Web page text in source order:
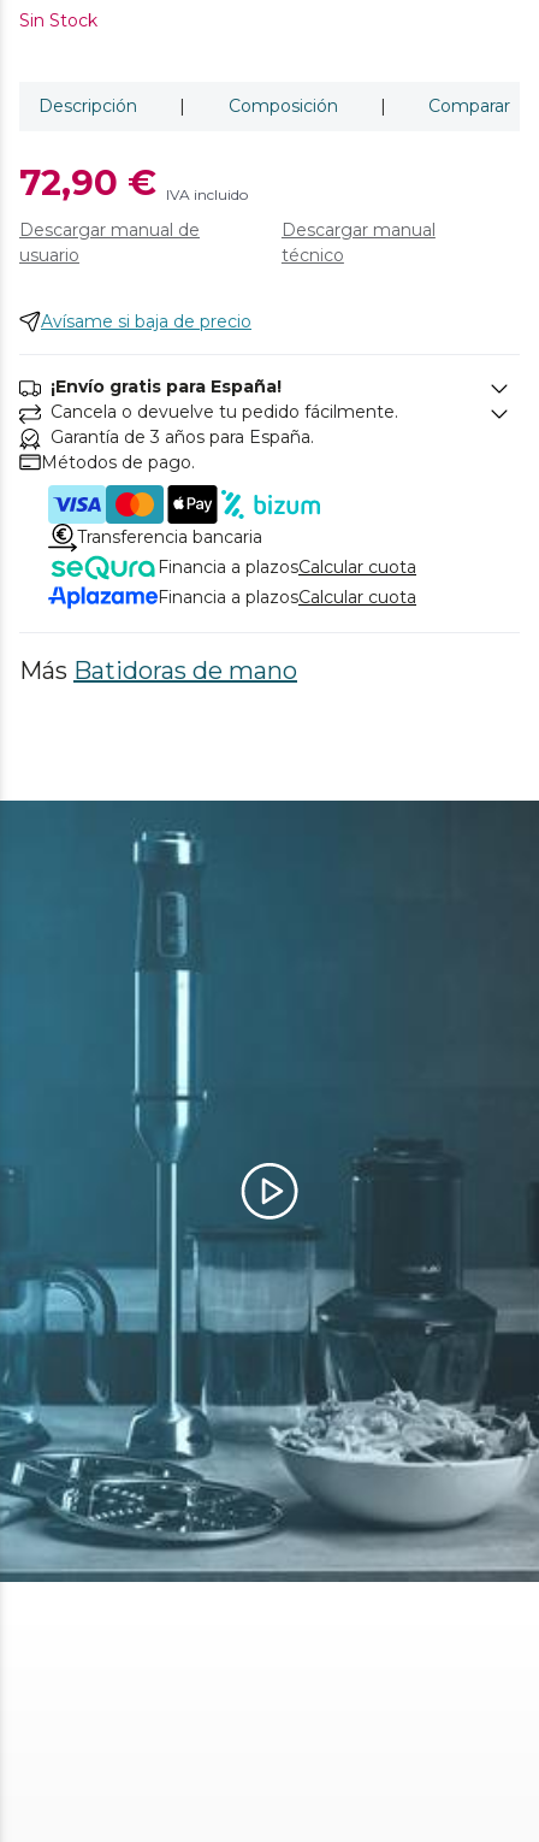
Sin Stock
Descripción | Composición | Comparar
72,90 € IVA incluido
Descargar manual de
usuario
Descargar manual
técnico
Avísame si baja de precio
¡Envío gratis para España!
Cancela o devuelve tu pedido fácilmente.
Garantía de 3 años para España.
Métodos de pago.
Transferencia bancaria
Financia a plazosCalcular cuota
Financia a plazosCalcular cuota
Más Batidoras de mano